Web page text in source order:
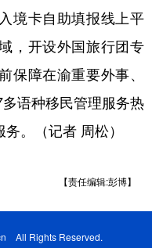
境卡自助填报线上平
，开设外国旅行团专
保障在渝重要外事、
语种移民管理服务热
。（记者 周松）
【责任编辑:彭博】
All Rights Reserved.